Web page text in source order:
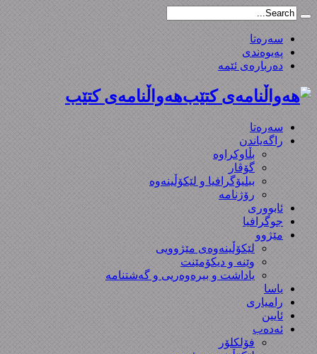
سەرەتا
پەیوەندی
دەربارەی ئێمە
هەواڵنامەی کتێب
سەرەتا
راگەیاندن
بڵاوکراوە
گۆڤار
ببلیۆگرافیا و لێکۆڵینەوە
رۆژنامە
ئابووری
جوگرافیا
مێژوو
لێکۆڵینەوەی مێژوویی
وێنە و دیکۆمێنت
یاداشت و بیره‌وه‌ریی و گەشتنامە
یاسا
رامیاری
ئایین
ئەدەب
فۆلکلۆر